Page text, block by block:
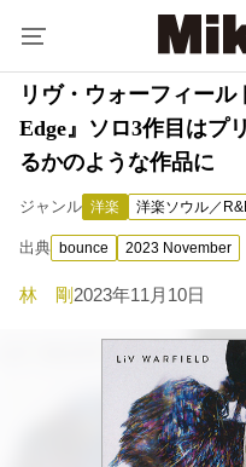
リヴ・ウォーフィー
Edge』ソロ3作目はプ
るかのような作品に
ジャンル 洋楽 洋楽ソウル／
出典 bounce 2023 November
林 剛 2023年11月10日